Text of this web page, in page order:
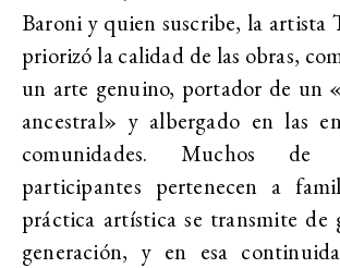
Baroni y quien suscribe, la artista
priorizó la calidad de las obras,
un arte genuino, portador de un
ancestral» y albergado en las
comunidades. Muchos de
participantes pertenecen a
práctica artística se transmite de
generación, y en esa